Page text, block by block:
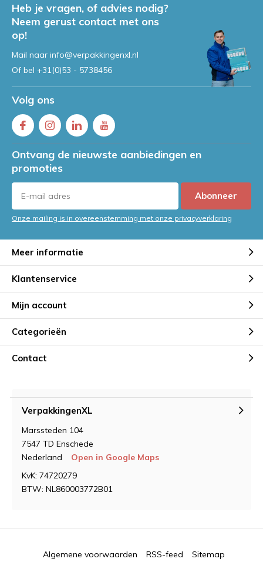
Heb je vragen, of advies nodig?
Neem gerust contact met ons
op!
Mail naar info@verpakkingenxl.nl
Of bel +31(0)53 - 5738456
Volg ons
Ontvang de nieuwste aanbiedingen en
promoties
Abonneer
Onze mailing is in overeenstemming met onze privacyverklaring
Meer informatie
Klantenservice
Mijn account
Categorieën
Contact
VerpakkingenXL
Marssteden 104
7547 TD Enschede
Nederland
Open in Google Maps
KvK: 74720279
BTW: NL860003772B01
Algemene voorwaarden RSS-feed Sitemap